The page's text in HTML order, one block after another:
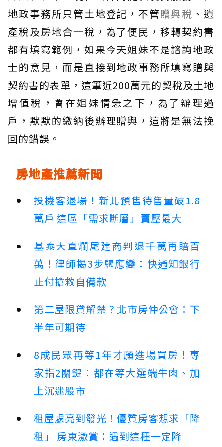
地政事務所只管土地登記，不管贈與稅 、遺
產稅及房地合一稅，為了便民，移轉契約書
都有填寫範例，如果今天姐妹不是諮詢地政
士的意見，而是直接到地政事務所填寫贈與
契約書的表單，這筆近200萬元的契稅及土地
增值稅，會在姐妹情急之下，為了辦理過
戶，默默的繳納後辦理贈與，這將是無法挽
回的錯誤。
房地產推薦新聞
投機客退場！新北預售待售量破1.8
萬戶 這區「需求斷層」賣壓最大
基泰大直爛尾建商判退千萬再賠百
萬！律師揭3步驟應變：快通知銀行
止付搶救自備款
第二屋限貸解禁？北市房仲公會：下
半年可期待
8成民眾再等1年才願進場買房！專
家指2關鍵：都在等大選端牛肉、加
上沉迷股市
租屋處亮到發光！優質房客想求「降
租」 房東激賞：遇到這種一定降